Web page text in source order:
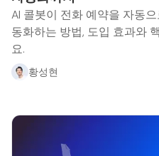
AI 콜봇이 전화 예약을 자동
동화하는 방법, 도입 효과와
요.
황성현